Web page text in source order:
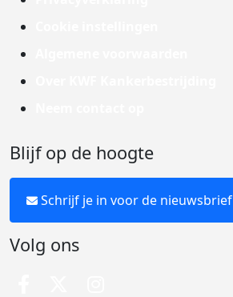
Blijf op de hoogte
Schrijf je in voor de nieuwsbrief
Volg ons